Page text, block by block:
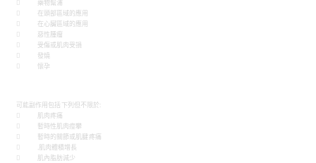
 藥物幫浦
 在頭部區域的應用
 在心臟區域的應用
 惡性腫瘤
 受傷或肌肉受損
 發燒
 懷孕
可能副作用包括下列但不限於:
 肌肉疼痛
 暫時性肌肉痙攀
 暫時的關節或肌腱疼痛
 .肌肉體積增長
 肌內脂肪減少